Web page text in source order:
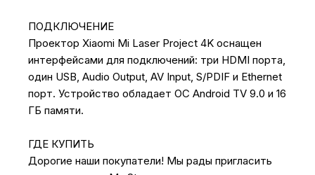
ПОДКЛЮЧЕНИЕ
Проектор Xiaomi Mi Laser Project 4K оснащен
интерфейсами для подключений: три HDMI порта,
один USB, Audio Output, AV Input, S/PDIF и Ethernet
порт. Устройство обладает ОС Android TV 9.0 и 16
ГБ памяти.
ГДЕ КУПИТЬ
Дорогие наши покупатели! Мы рады пригласить